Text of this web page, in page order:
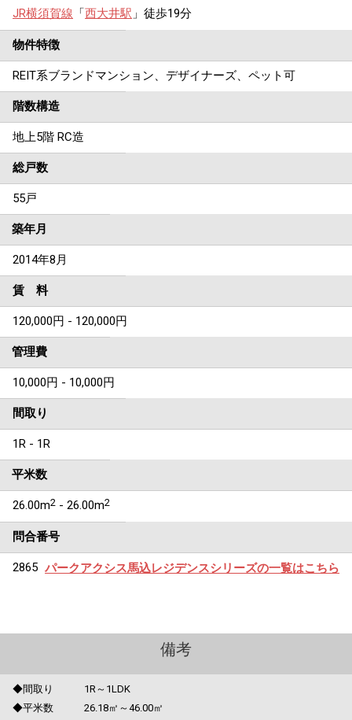
JR横須賀線 「西大井駅 」徒歩19分
物件特徴
REIT系ブランドマンション、デザイナーズ、ペット可
階数構造
地上5階 RC造
総戸数
55戸
築年月
2014年8月
賃 料
120,000円 - 120,000円
管理費
10,000円 - 10,000円
間取り
1R - 1R
平米数
26.00m2 - 26.00m2
問合番号
2865 パークアクシス馬込レジデンスシリーズの一覧はこちら
備考
◆間取り 1R～1LDK
◆平米数 26.18㎡～46.00㎡